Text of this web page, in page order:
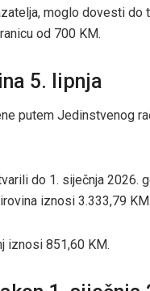
moglo dovesti do
od 700 KM.
5. lipnja
putem Jedinstvenog
do 1. siječnja 2026.
iznosi 3.333,79 KM.
iznosi 851,60 KM.